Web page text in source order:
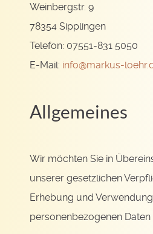
Weinbergstr. 9
78354 Sipplingen
Telefon: 07551-831 5050
E-Mail: info@markus-
Allgemeines
Wir möchten Sie in
unserer gesetzlichen
Erhebung und
personenbezogenen Daten